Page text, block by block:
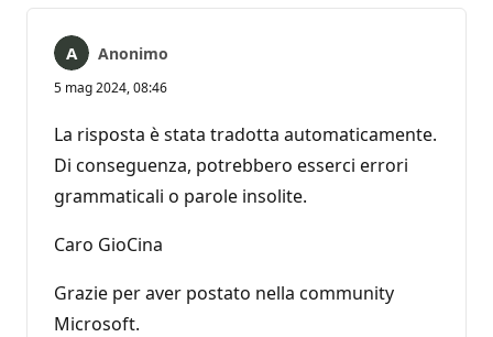
Anonimo
5 mag 2024, 08:46
La risposta è stata tradotta automaticamente.
Di conseguenza, potrebbero esserci errori
grammaticali o parole insolite.
Caro GioCina
Grazie per aver postato nella community
Microsoft.